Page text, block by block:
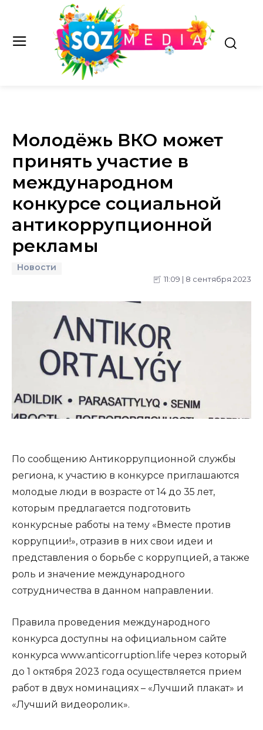
Молодёжь ВКО может
принять участие в
международном
конкурсе социальной
антикоррупционной
рекламы
Новости
11:09 | 8 сентября 2023
По сообщению Антикоррупционной службы
региона, к участию в конкурсе приглашаются
молодые люди в возрасте от 14 до 35 лет,
которым предлагается подготовить
конкурсные работы на тему «Вместе против
коррупции!», отразив в них свои идеи и
представления о борьбе с коррупцией, а также
роль и значение международного
сотрудничества в данном направлении.
Правила проведения международного
конкурса доступны на официальном сайте
конкурса www.anticorruption.life через который
до 1 октября 2023 года осуществляется прием
работ в двух номинациях – «Лучший плакат» и
«Лучший видеоролик».